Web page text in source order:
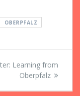
OBERPFALZ
Nächster
Beitrag:
Learning from
Oberpfalz